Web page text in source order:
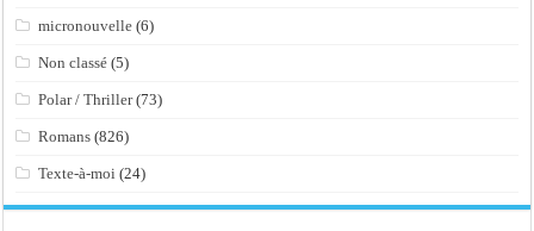
micronouvelle (6)
Non classé (5)
Polar / Thriller(73)
Romans (826)
Texte-à-moi (24)